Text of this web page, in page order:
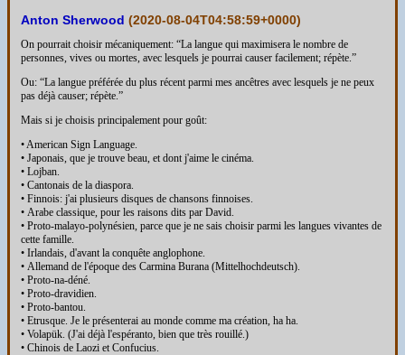
Anton Sherwood (2020-08-04T04:58:59+0000)
On pourrait choisir mécaniquement: “La langue qui maximisera le nombre de
personnes, vives ou mortes, avec lesquels je pourrai causer facilement; répète.”
Ou: “La langue préférée du plus récent parmi mes ancêtres avec lesquels je ne peux
pas déjà causer; répète.”
Mais si je choisis principalement pour goût:
• American Sign Language.
• Japonais, que je trouve beau, et dont j'aime le cinéma.
• Lojban.
• Cantonais de la diaspora.
• Finnois: j'ai plusieurs disques de chansons finnoises.
• Arabe classique, pour les raisons dits par David.
• Proto-malayo-polynésien, parce que je ne sais choisir parmi les langues vivantes de
cette famille.
• Irlandais, d'avant la conquête anglophone.
• Allemand de l'époque des Carmina Burana (Mittelhochdeutsch).
• Proto-na-déné.
• Proto-dravidien.
• Proto-bantou.
• Etrusque. Je le présenterai au monde comme ma création, ha ha.
• Volapük. (J'ai déjà l'espéranto, bien que très rouillé.)
• Chinois de Laozi et Confucius.